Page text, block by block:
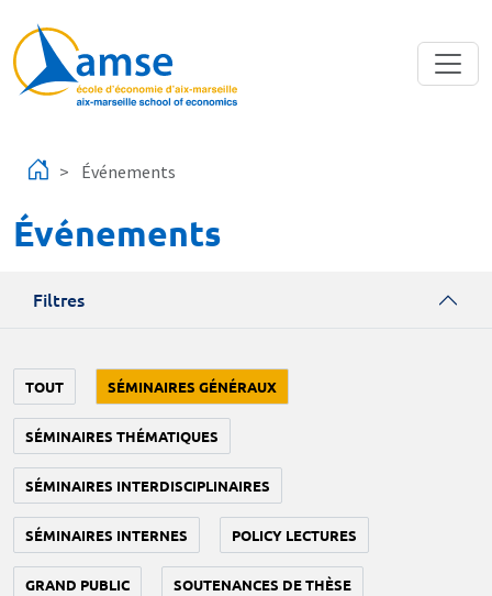
Événements
Événements
Filtres
TOUT SÉMINAIRES GÉNÉRAUX
SÉMINAIRES THÉMATIQUES
SÉMINAIRES INTERDISCIPLINAIRES
SÉMINAIRES INTERNES POLICY LECTURES
GRAND PUBLIC SOUTENANCES DE THÈSE